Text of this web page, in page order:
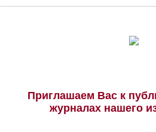
Приглашаем Вас к
журналах нашего